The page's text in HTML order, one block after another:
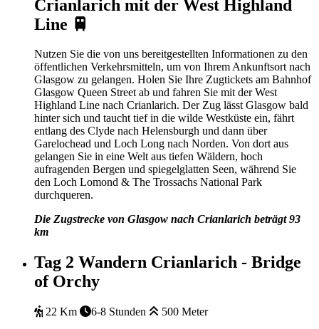
Crianlarich mit der West Highland
Line 🚆
Nutzen Sie die von uns bereitgestellten Informationen zu den
öffentlichen Verkehrsmitteln, um von Ihrem Ankunftsort nach
Glasgow zu gelangen. Holen Sie Ihre Zugtickets am Bahnhof
Glasgow Queen Street ab und fahren Sie mit der West
Highland Line nach Crianlarich. Der Zug lässt Glasgow bald
hinter sich und taucht tief in die wilde Westküste ein, fährt
entlang des Clyde nach Helensburgh und dann über
Garelochead und Loch Long nach Norden. Von dort aus
gelangen Sie in eine Welt aus tiefen Wäldern, hoch
aufragenden Bergen und spiegelglatten Seen, während Sie
den Loch Lomond & The Trossachs National Park
durchqueren.
Die Zugstrecke von Glasgow nach Crianlarich beträgt 93
km
Tag 2 Wandern Crianlarich - Bridge
of Orchy
22 Km 6-8 Stunden
500 Meter